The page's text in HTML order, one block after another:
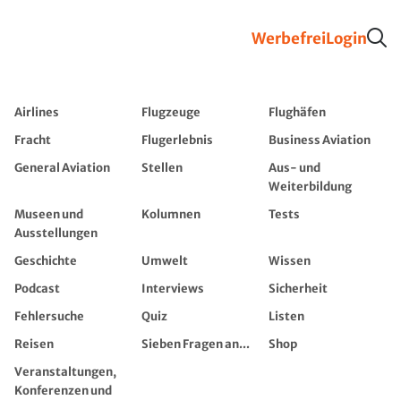
WerbefreiLogin
Airlines Flugzeuge
Flughäfen
Fracht
Flugerlebnis
Business Aviation
General Aviation
Stellen
Aus- und
Weiterbildung
Museen und
Ausstellungen
Kolumnen Tests
Geschichte Umwelt
Wissen
Podcast
Interviews
Sicherheit
Fehlersuche
Quiz
Listen
Reisen
Sieben Fragen an...
Shop
Veranstaltungen,
Konferenzen und